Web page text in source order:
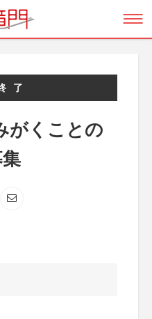
了
がくことの